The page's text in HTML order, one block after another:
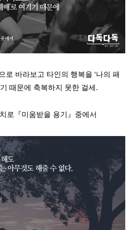
로 바라보고 타인의 행복을 '나의 패
때문에 축복하지 못한 걸세 .
로 『미움받을 용기 』 중에서